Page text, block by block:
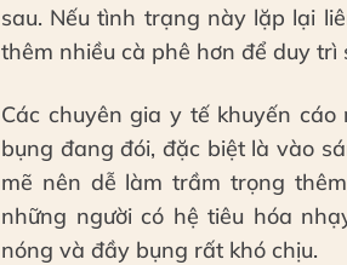
sau. Nếu tình trạng này lặp lại
thêm nhiều cà phê hơn để duy trì
Các chuyên gia y tế khuyến
bụng đang đói, đặc biệt là vào
mẽ nên dễ làm trầm trọng
những người có hệ tiêu hóa
nóng và đầy bụng rất khó chịu.